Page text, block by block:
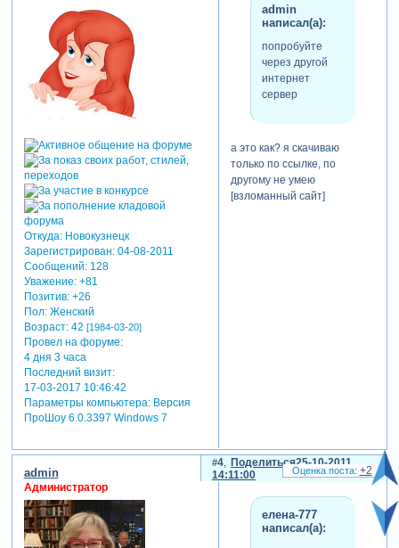
Откуда:Новокузнецк
Зарегистрирован: 04-08-2011
Сообщений:128
Уважение: +81
Позитив: +26
Пол:Женский
Возраст:42 [1984-03-20]
Провел на форуме:
4 дня 3 часа
Последний визит:
17-03-2017 10:46:42
Параметры компьютера:Версия
ПроШоу 6.0.3397 Windows 7
admin
написал(а):
попробуйте
через другой
интернет
сервер
а это как? я скачиваю
только по ссылке, по
другому не умею
[взломанный сайт]
Поделиться
4
25-10-2011
14:11:00
admin
Администратор
елена-777
написал(а):
+2